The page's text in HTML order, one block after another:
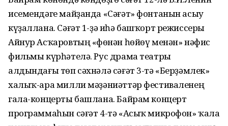
исемендәге майҙанда «Сәғәт» фонтанын асыу
күҙаллана. Сәғәт 1-ҙә иһә башҡорт режиссеры
Айнур Асҡаровтың «Өфөнән һөйөү менән» нәфис
фильмы күрһәтелә. Рус драма театры
алдындағы төп сәхнәлә сәғәт 3-тә «Берҙәмлек»
халыҡ-ара милли мәҙәниәттәр фестиваленең
гала-концерты башлана. Байрам концерт
программаһын сәғәт 4-тә «Асыҡ микрофон» ҡала